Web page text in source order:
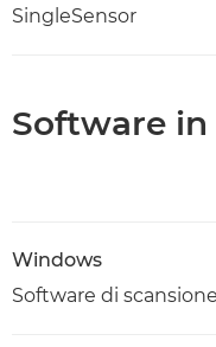
SingleSensor
Software
Windows
Software di